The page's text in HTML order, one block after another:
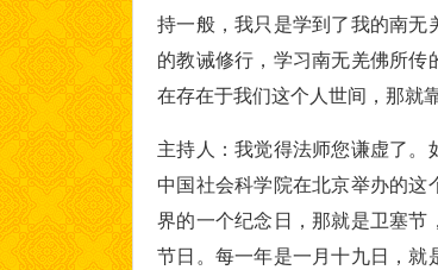
持一般，我只是学到了我的南无
的教诫修行，学习南无羌佛所
在存在于我们这个人世间，那就
主持人：我觉得法师您谦虚了
中国社会科学院在北京举办的
界的一个纪念日，那就是卫塞节
节日。每一年是一月十九日，就